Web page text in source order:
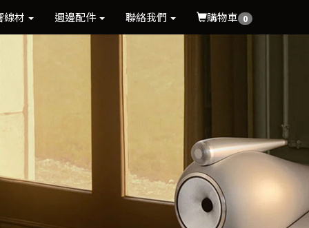
線材 週邊配件 聯絡我們 購物車 0